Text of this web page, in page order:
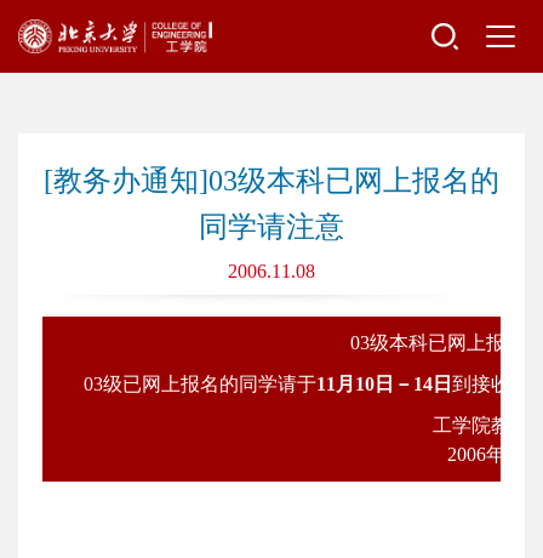
[教务办通知]03级本科已网上报名的
同学请注意
2006.11.08
03级本科已网上报名
03级已网上报名的同学请于11月10日－14日 到接收单
工学院教务办公室/
2006年11月8